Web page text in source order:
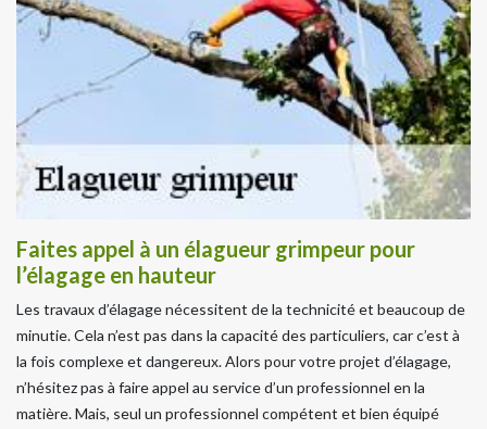
Faites appel à un élagueur grimpeur pour
l’élagage en hauteur
Les travaux d’élagage nécessitent de la technicité et beaucoup de
minutie. Cela n’est pas dans la capacité des particuliers, car c’est à
la fois complexe et dangereux. Alors pour votre projet d’élagage,
n’hésitez pas à faire appel au service d’un professionnel en la
matière. Mais, seul un professionnel compétent et bien équipé